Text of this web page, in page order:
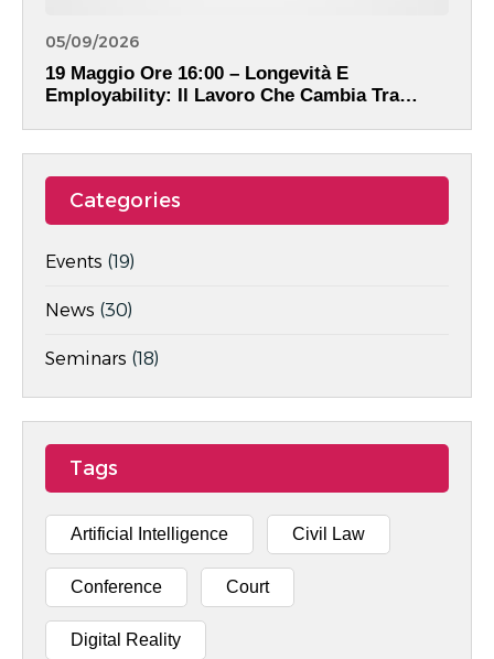
05/09/2026
19 Maggio Ore 16:00 – Longevità E
Employability: Il Lavoro Che Cambia Tra
Categories
Events (19)
News (30)
Seminars (18)
Tags
Artificial Intelligence Civil Law
Conference Court
Digital Reality